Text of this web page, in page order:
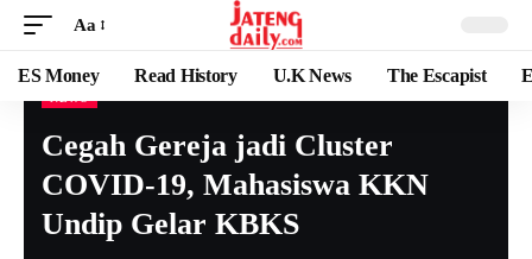
Aa
ES Money Read History U.K News The Escapist
Cegah Gereja jadi Cluster
COVID-19, Mahasiswa KKN
Undip Gelar KBKS